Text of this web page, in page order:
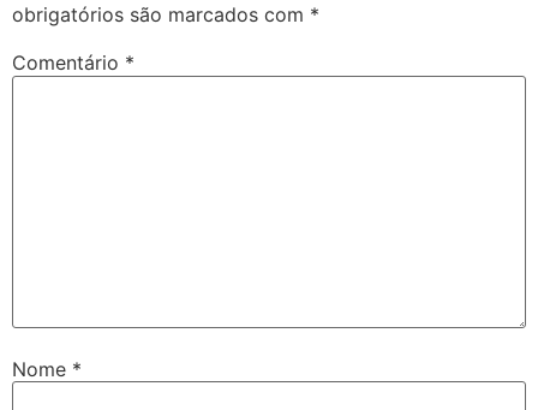
obrigatórios são marcados com *
Comentário *
Nome *